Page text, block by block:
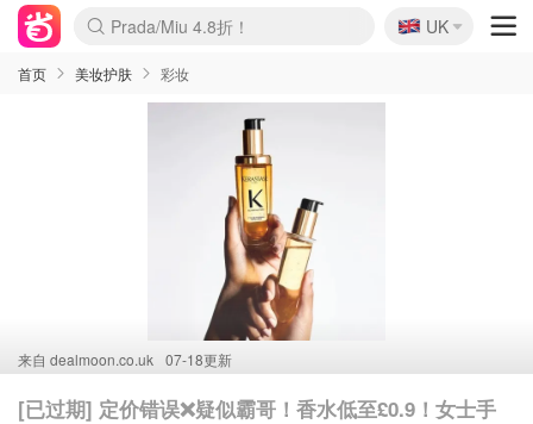
麦卢卡蜂蜜夏促！个位数！
Prada/Miu 4.8折！
啥？必胜客披萨5折！
🇬🇧
UK
首页 美妆护肤 彩妆
来自 dealmoon.co.uk 07-18更新
[已过期] 定价错误❌疑似霸哥！香水低至£0.9！女士手